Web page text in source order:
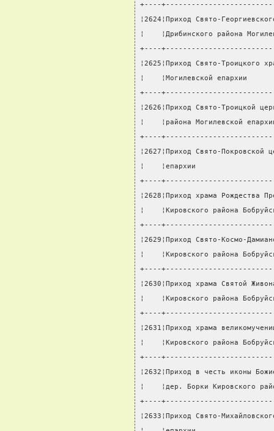
+----
¦2624¦Приход Свято-
¦    ¦Дрибинского района
+----
¦2625¦Приход Свято-Троицкого
¦    ¦Могилевской
+----
¦2626¦Приход Свято-Троицкой
¦    ¦района
+----
¦2627¦Приход Свято-
¦    ¦епархии
+----
¦2628¦Приход храма Рождества
¦    ¦Кировского района
+----
¦2629¦Приход Свято-Космо-
¦    ¦Кировского района
+----
¦2630¦Приход храма Святой
¦    ¦Кировского района
+----
¦2631¦Приход храма
¦    ¦Кировского района
+----
¦2632¦Приход в честь иконы
¦    ¦дер. Борки Кировского
+----
¦2633¦Приход Свято-